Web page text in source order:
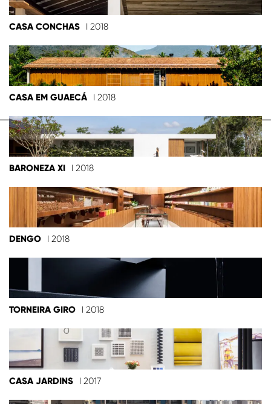
CASA CONCHAS I 2018
CASA EM GUAECÁ I 2018
BARONEZA XI I 2018
DENGO I 2018
TORNEIRA GIRO I 2018
CASA JARDINS I 2017